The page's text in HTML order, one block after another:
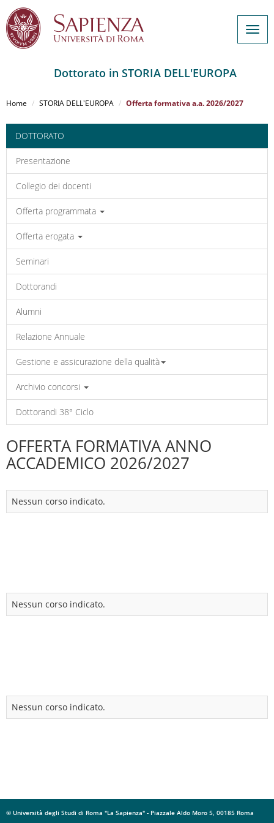
al
principale
Dottorato in STORIA DELL'EUROPA
Home STORIA DELL'EUROPA Offerta formativa a.a. 2026/2027
DOTTORATO
Presentazione
Collegio dei docenti
Offerta programmata
Offerta erogata
Seminari
Dottorandi
Alumni
Relazione Annuale
Gestione e assicurazione della qualità
Archivio concorsi
Dottorandi 38° Ciclo
OFFERTA FORMATIVA ANNO
ACCADEMICO 2026/2027
Nessun corso indicato.
Nessun corso indicato.
Nessun corso indicato.
© Università degli Studi di Roma "La Sapienza" - Piazzale Aldo Moro 5, 00185 Roma